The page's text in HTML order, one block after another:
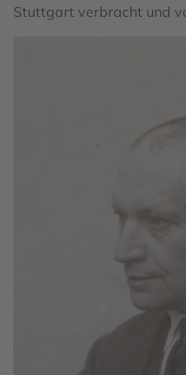
Stuttgart verbracht und